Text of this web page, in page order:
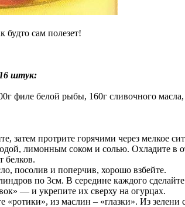
будто сам полезет!
штук:
филе белой рыбы, 160г сливочного
затем протрите горячими через мелкое
лимонным соком и солью. Охладите в
белков.
посолив и поперчив, хорошо взбейте.
по 3см. В середине каждого
— и укрепите их сверху на огурцах.
из маслин – «глазки». Из